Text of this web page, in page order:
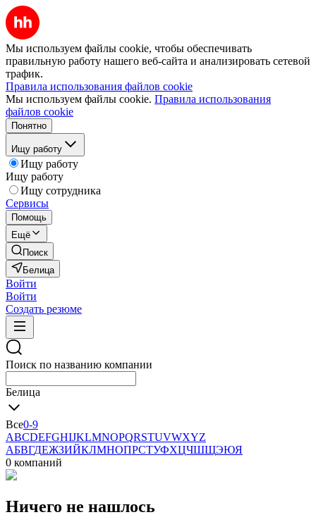
Мы используем файлы cookie, чтобы обеспечивать
правильную работу нашего веб-сайта и анализировать сетевой
трафик.
Правила использования файлов cookie
Мы используем файлы cookie. Правила использования
файлов cookie
Понятно
Ищу работу
Ищу работу
Ищу работу
Ищу сотрудника
Сервисы
Помощь
Ещё
Поиск
Белица
Войти
Войти
Создать резюме
Поиск по названию компании
Белица
Все0-9
ABCDEFGHIJKLMNOPQRSTUVWXYZ
АБВГДЕЖЗИЙКЛМНОПРСТУФХЦЧШЩЭЮЯ
0 компаний
Ничего не нашлось